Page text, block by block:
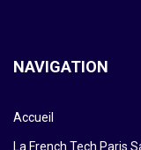
NAVIGATION
Accueil
La French Tech Paris